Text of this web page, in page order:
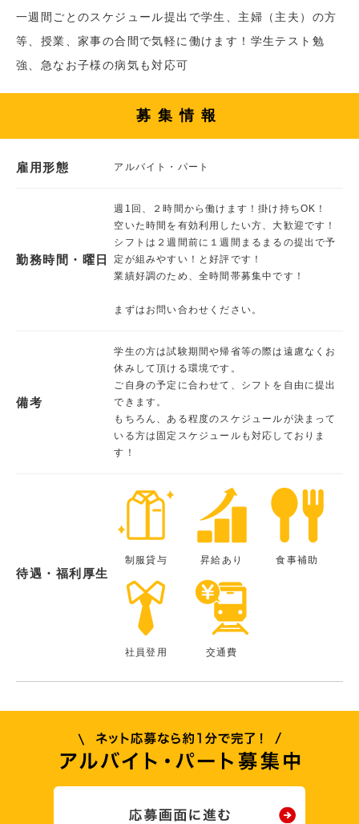
一週間ごとのスケジュール提出で学生、主婦（主夫）の方
等、授業、家事の合間で気軽に働けます！学生テスト勉
強、急なお子様の病気も対応可
募集情報
雇用形態 アルバイト・パート
勤務時間・曜日
週1回、２時間から働けます！掛け持ちOK！
空いた時間を有効利用したい方、大歓迎です！
シフトは２週間前に１週間まるまるの提出で予
定が組みやすい！と好評です！
業績好調のため、全時間帯募集中です！
まずはお問い合わせください。
備考
学生の方は試験期間や帰省等の際は遠慮なくお
休みして頂ける環境です。
ご自身の予定に合わせて、シフトを自由に提出
できます。
もちろん、ある程度のスケジュールが決まって
いる方は固定スケジュールも対応しておりま
す！
待遇・福利厚生
制服貸与 昇給あり 食事補助
社員登用 交通費